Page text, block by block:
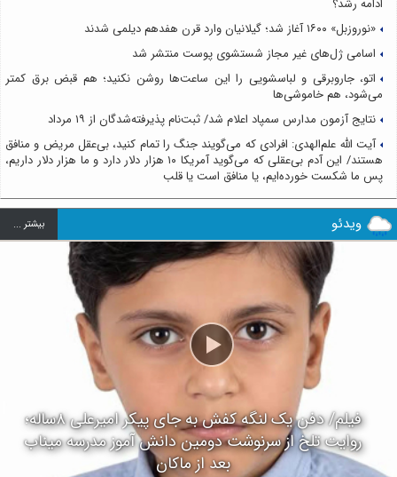
«نوروزبل» ۱۶۰۰ آغاز شد؛ گیلانیان وارد قرن هفدهم دیلمی شدند
اسامی ژل‌های غیر مجاز شستشوی پوست منتشر شد
اتو، جاروبرقی و لباسشویی را این ساعت‌ها روشن نکنید؛ هم قبض برق کمتر
می‌شود، هم خاموشی‌ها
نتایج آزمون مدارس سمپاد اعلام شد/ ثبت‌نام پذیرفته‌شدگان از ۱۹ مرداد
آیت الله علم‌الهدی: افرادی که می‌گویند جنگ را تمام کنید، بی‌عقل مریض و منافق
هستند/ این آدم بی‌عقلی که می‌گوید آمریکا ۱۰ هزار دلار دارد و ما هزار دلار داریم،
پس ما شکست خورده‌ایم، یا منافق است یا قلب
ویدئو بيشتر ...
فیلم/ دفن یک لنگه کفش به جای پیکر امیرعلی ۸ساله؛
روایت تلخ از سرنوشت دومین دانش آموز مدرسه میناب
بعد از ماکان